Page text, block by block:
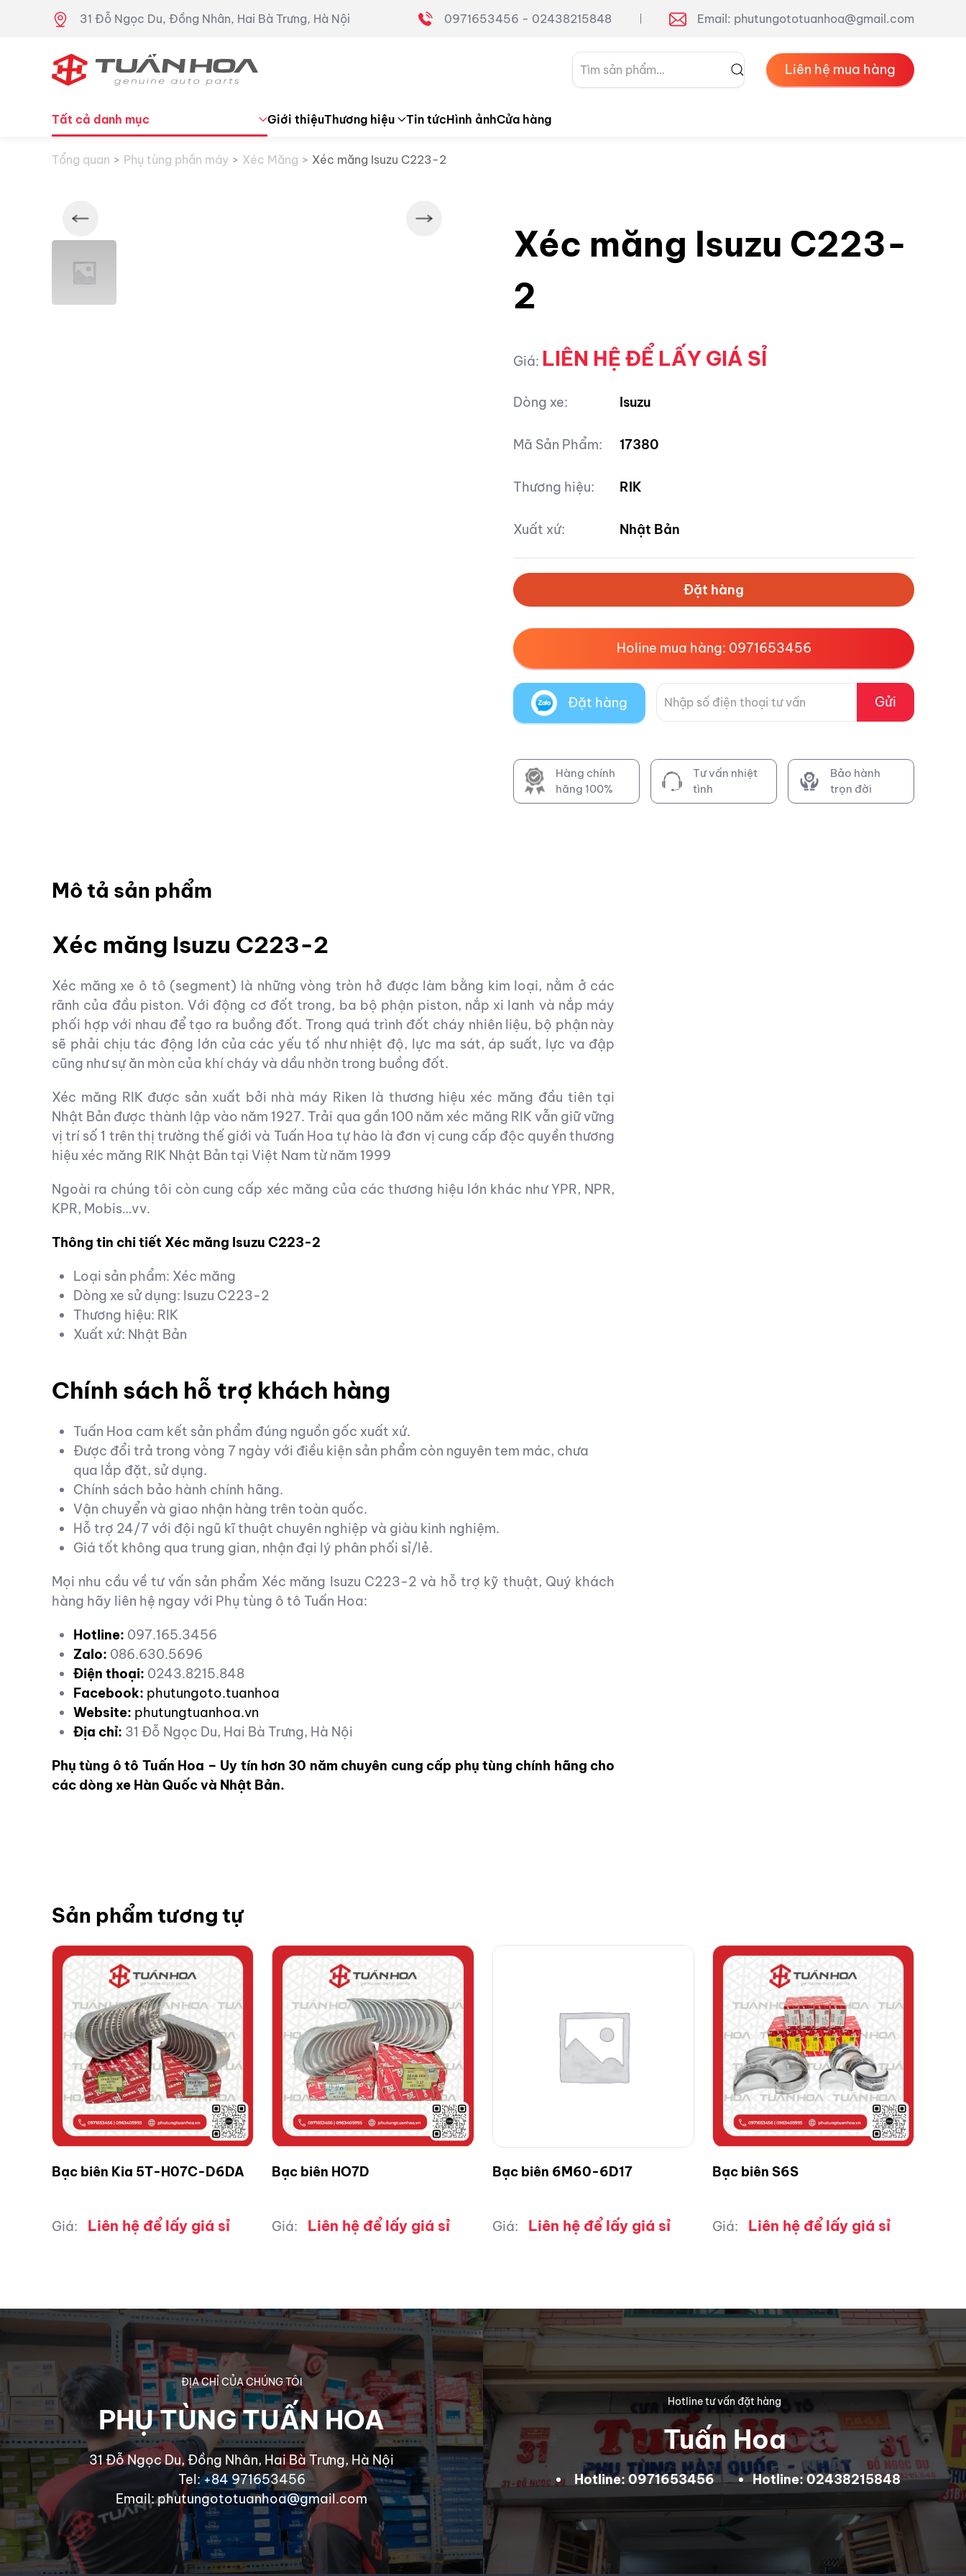
31 Đỗ Ngọc Du, Đồng Nhân, Hai Bà Trưng, Hà Nội 0971653456 - 02438215848 Email: phutungototuanhoa@gmail.com
Tìm
kiếm:
Liên hệ mua hàng
Tất cả danh mục Giới thiệuThương hiệu Tin tứcHình ảnhCửa hàng
Tổng quan Phụ tùng phần máy Xéc Măng Xéc măng Isuzu C223-2
Xéc măng Isuzu C223-
2
Giá: LIÊN HỆ ĐỂ LẤY GIÁ SỈ
Dòng xe: Isuzu
Mã Sản Phẩm: 17380
Thương hiệu: RIK
Xuất xứ: Nhật Bản
Đặt hàng
Holine mua hàng: 0971653456
Đặt hàng Gửi
Hàng chính
hãng 100%
Tư vấn nhiệt
tình
Bảo hành
trọn đời
Mô tả sản phẩm
Xéc măng Isuzu C223-2
Xéc măng xe ô tô (segment) là những vòng tròn hở được làm bằng kim loại, nằm ở các
rãnh của đầu piston. Với động cơ đốt trong, ba bộ phận piston, nắp xi lanh và nắp máy
phối hợp với nhau để tạo ra buồng đốt. Trong quá trình đốt cháy nhiên liệu, bộ phận này
sẽ phải chịu tác động lớn của các yếu tố như nhiệt độ, lực ma sát, áp suất, lực va đập
cũng như sự ăn mòn của khí cháy và dầu nhờn trong buồng đốt.
Xéc măng RIK được sản xuất bởi nhà máy Riken là thương hiệu xéc măng đầu tiên tại
Nhật Bản được thành lập vào năm 1927. Trải qua gần 100 năm xéc măng RIK vẫn giữ vững
vị trí số 1 trên thị trường thế giới và Tuấn Hoa tự hào là đơn vị cung cấp độc quyền thương
hiệu xéc măng RIK Nhật Bản tại Việt Nam từ năm 1999
Ngoài ra chúng tôi còn cung cấp xéc măng của các thương hiệu lớn khác như YPR, NPR,
KPR, Mobis…vv.
Thông tin chi tiết Xéc măng Isuzu C223-2
Loại sản phẩm: Xéc măng
Dòng xe sử dụng: Isuzu C223-2
Thương hiệu: RIK
Xuất xứ: Nhật Bản
Chính sách hỗ trợ khách hàng
Tuấn Hoa cam kết sản phẩm đúng nguồn gốc xuất xứ.
Được đổi trả trong vòng 7 ngày với điều kiện sản phẩm còn nguyên tem mác, chưa
qua lắp đặt, sử dụng.
Chính sách bảo hành chính hãng.
Vận chuyển và giao nhận hàng trên toàn quốc.
Hỗ trợ 24/7 với đội ngũ kĩ thuật chuyên nghiệp và giàu kinh nghiệm.
Giá tốt không qua trung gian, nhận đại lý phân phối sỉ/lẻ.
Mọi nhu cầu về tư vấn sản phẩm Xéc măng Isuzu C223-2 và hỗ trợ kỹ thuật, Quý khách
hàng hãy liên hệ ngay với Phụ tùng ô tô Tuấn Hoa:
Hotline: 097.165.3456
Zalo: 086.630.5696
Điện thoại: 0243.8215.848
Facebook: phutungoto.tuanhoa
Website: phutungtuanhoa.vn
Địa chỉ: 31 Đỗ Ngọc Du, Hai Bà Trưng, Hà Nội
Phụ tùng ô tô Tuấn Hoa – Uy tín hơn 30 năm chuyên cung cấp phụ tùng chính hãng cho
các dòng xe Hàn Quốc và Nhật Bản.
Sản phẩm tương tự
Bạc biên Kia 5T-H07C-D6DA
Giá: Liên hệ để lấy giá sỉ
Bạc biên HO7D
Giá: Liên hệ để lấy giá sỉ
Bạc biên 6M60-6D17
Giá: Liên hệ để lấy giá sỉ
Bạc biên S6S
Giá: Liên hệ để lấy giá sỉ
ĐỊA CHỈ CỦA CHÚNG TÔI
PHỤ TÙNG TUẤN HOA
31 Đỗ Ngọc Du, Đồng Nhân, Hai Bà Trưng, Hà Nội
Tel: +84 971653456
Email: phutungototuanhoa@gmail.com
Hotline tư vấn đặt hàng
Tuấn Hoa
Hotline: 0971653456 Hotline: 02438215848